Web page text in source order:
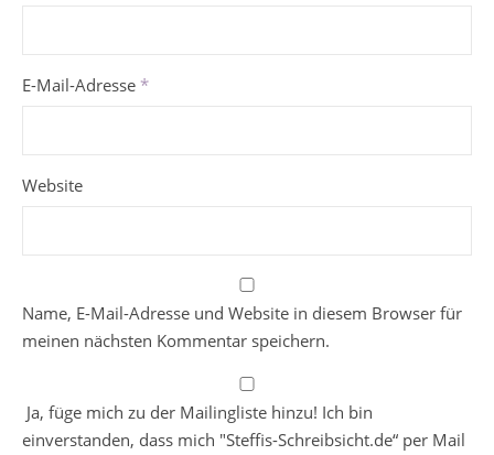
E-Mail-Adresse *
Website
Name, E-Mail-Adresse und Website in diesem Browser für
meinen nächsten Kommentar speichern.
Ja, füge mich zu der Mailingliste hinzu! Ich bin
einverstanden, dass mich "Steffis-Schreibsicht.de“ per Mail